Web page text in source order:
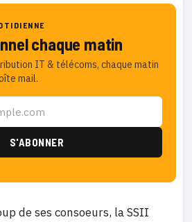
chaque matin
IT & télécoms, chaque matin
mail.
de ses consoeurs, la SSII